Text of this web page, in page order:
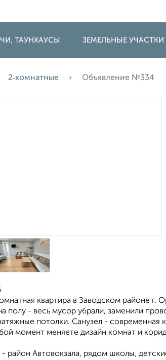
ТАУНХАУСЫ ЗЕМЕЛЬНЫЕ УЧАСТКИ
2‑комнатные Объявление №334
квартира в Заводском районе
полу - весь мусор убрали, заменили
потолки. Санузел - современная
момент меняете дизайн комнат и
район Автовокзала, рядом школы,